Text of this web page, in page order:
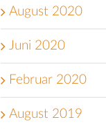
August 2020
Juni 2020
Februar 2020
August 2019